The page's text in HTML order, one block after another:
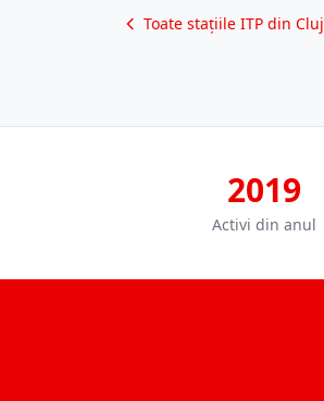
Toate stațiile ITP din Cluj
2019
Activi din anul